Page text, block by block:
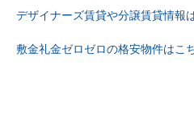
デザイナーズ賃貸や分譲賃貸情報
敷金礼金ゼロゼロの格安物件はこ